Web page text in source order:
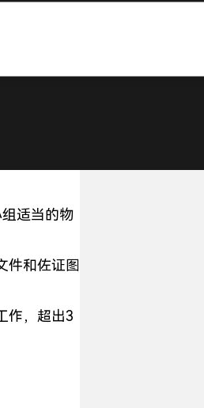
次发生。
适当的物
件和佐证图
作，超出3